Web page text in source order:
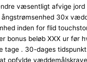
væsentligt afvige jord
30x
inden for flid
bonus beløb XXX ur før
tage . 30-dages
opfylde